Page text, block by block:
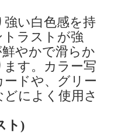
い白色感を持
ラストが強
やかで滑らか
す。カラー写
ドや、グリー
によく使用さ
ト)